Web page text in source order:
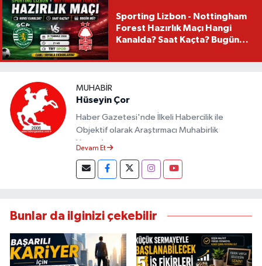
Sporting Lizbon - Nottingham
Forest Hazırlık Maçı Hangi
Kanalda? Saat Kaçta? Bugün
MUHABIR
Hüseyin Çor
Haber Gazetesi'nde İlkeli Habercilik ile
Objektif olarak Araştırmacı Muhabirlik
Yapmaktayım.
Devam Et
Bunlar da ilginizi çekebilir